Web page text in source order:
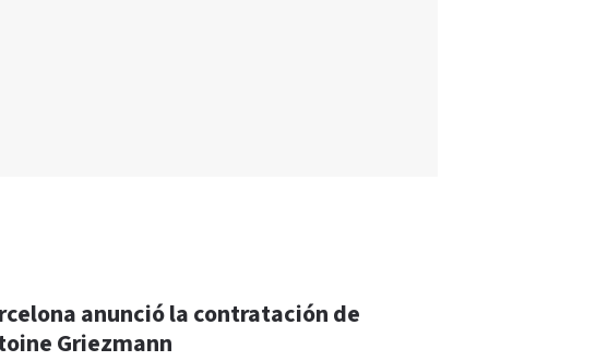
anunció la contratación de
Griezmann